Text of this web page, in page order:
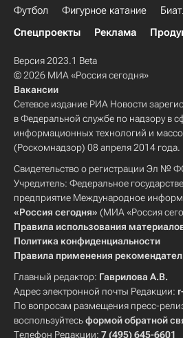
Футбол Фигурное катание
Спецпроекты
Реклама
Версия 2023.1 Beta
© 2026 МИА «Россия сегодня»
Вакансии
Сетевое издание РИА Новости
в Федеральной службе по надзору в
информационных технологий и
(Роскомнадзор) 08 апреля 2014 года.
Свидетельство о регистрации Эл №
Учредитель: Федеральное
предприятие Международное
«Россия сегодня» (МИА «Россия
Правила использования
Политика конфиденциальности
Правила применения
Главный редактор: Гаврилова А.В.
Адрес электронной почты Редакции:
По вопросам размещения пресс-
воспользуйтесьформой обратной
Телефон Редакции: 7 (495) 645-6601